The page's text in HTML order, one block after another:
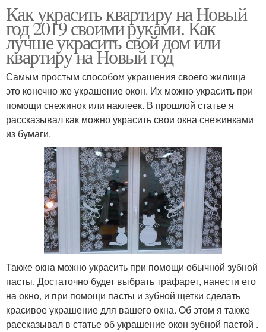
Как украсить квартиру на Новый
год 2019 своими руками. Как
лучше украсить свой дом или
квартиру на Новый год
Самым простым способом украшения своего жилища
это конечно же украшение окон. Их можно украсить при
помощи снежинок или наклеек. В прошлой статье я
рассказывал как можно украсить свои окна снежинками
из бумаги.
Также окна можно украсить при помощи обычной зубной
пасты. Достаточно будет выбрать трафарет, нанести его
на окно, и при помощи пасты и зубной щетки сделать
красивое украшение для вашего окна. Об этом я также
рассказывал в статье об украшение окон зубной пастой .